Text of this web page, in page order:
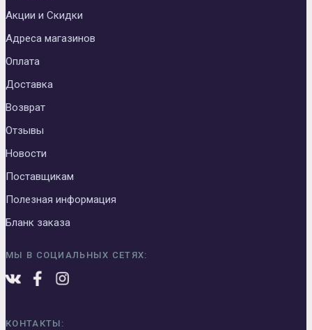
Акции и Скидки
Адреса магазинов
Оплата
Доставка
Возврат
Отзывы
Новости
Поставщикам
Полезная информация
Бланк заказа
МЫ В СОЦИАЛЬНЫХ СЕТЯХ:
КОНТАКТЫ: